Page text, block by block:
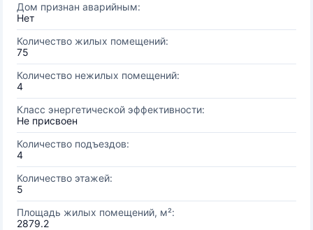
Дом признан аварийным:
Нет
Количество жилых помещений:
75
Количество нежилых помещений:
4
Класс энергетической эффективности:
Не присвоен
Количество подъездов:
4
Количество этажей:
5
Площадь жилых помещений, м²:
2879.2